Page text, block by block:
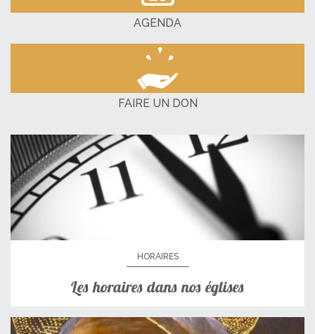
AGENDA
FAIRE UN DON
HORAIRES
Les horaires dans nos églises